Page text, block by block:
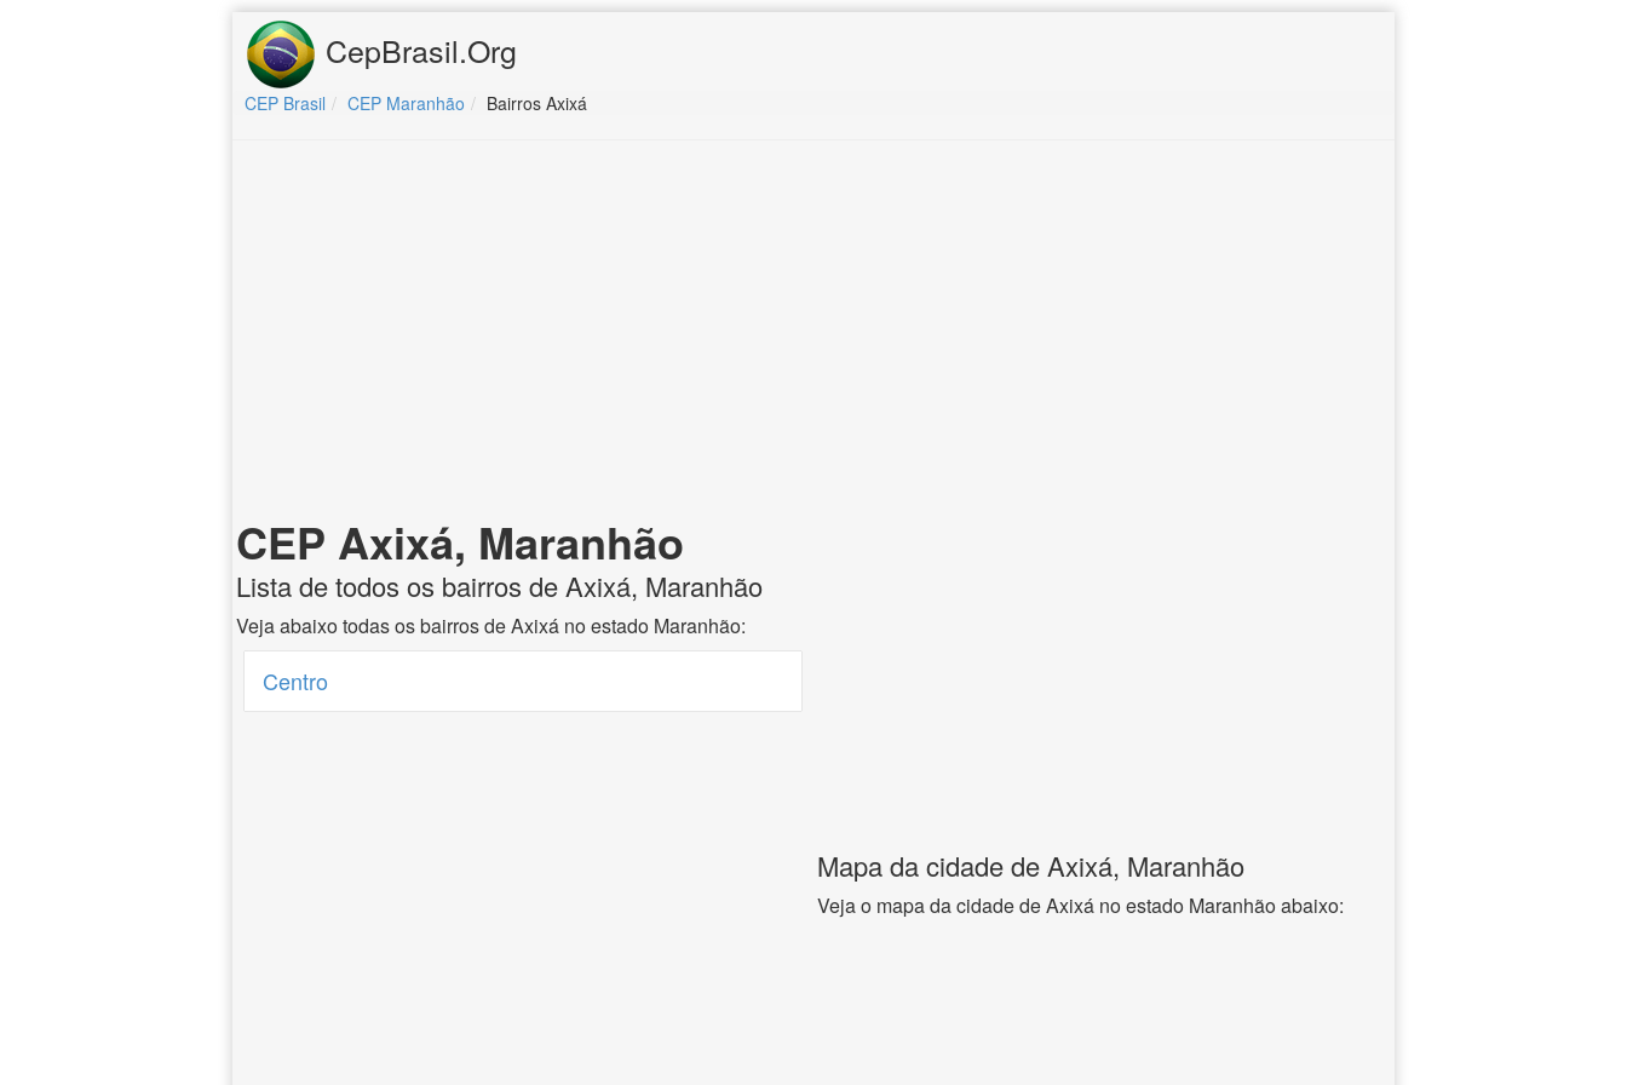
CepBrasil.Org
CEP Brasil CEP Maranhão Bairros Axixá
CEP Axixá, Maranhão
Lista de todos os bairros de Axixá, Maranhão
Veja abaixo todas os bairros de Axixá no estado Maranhão:
Centro
Mapa da cidade de Axixá, Maranhão
Veja o mapa da cidade de Axixá no estado Maranhão abaixo: